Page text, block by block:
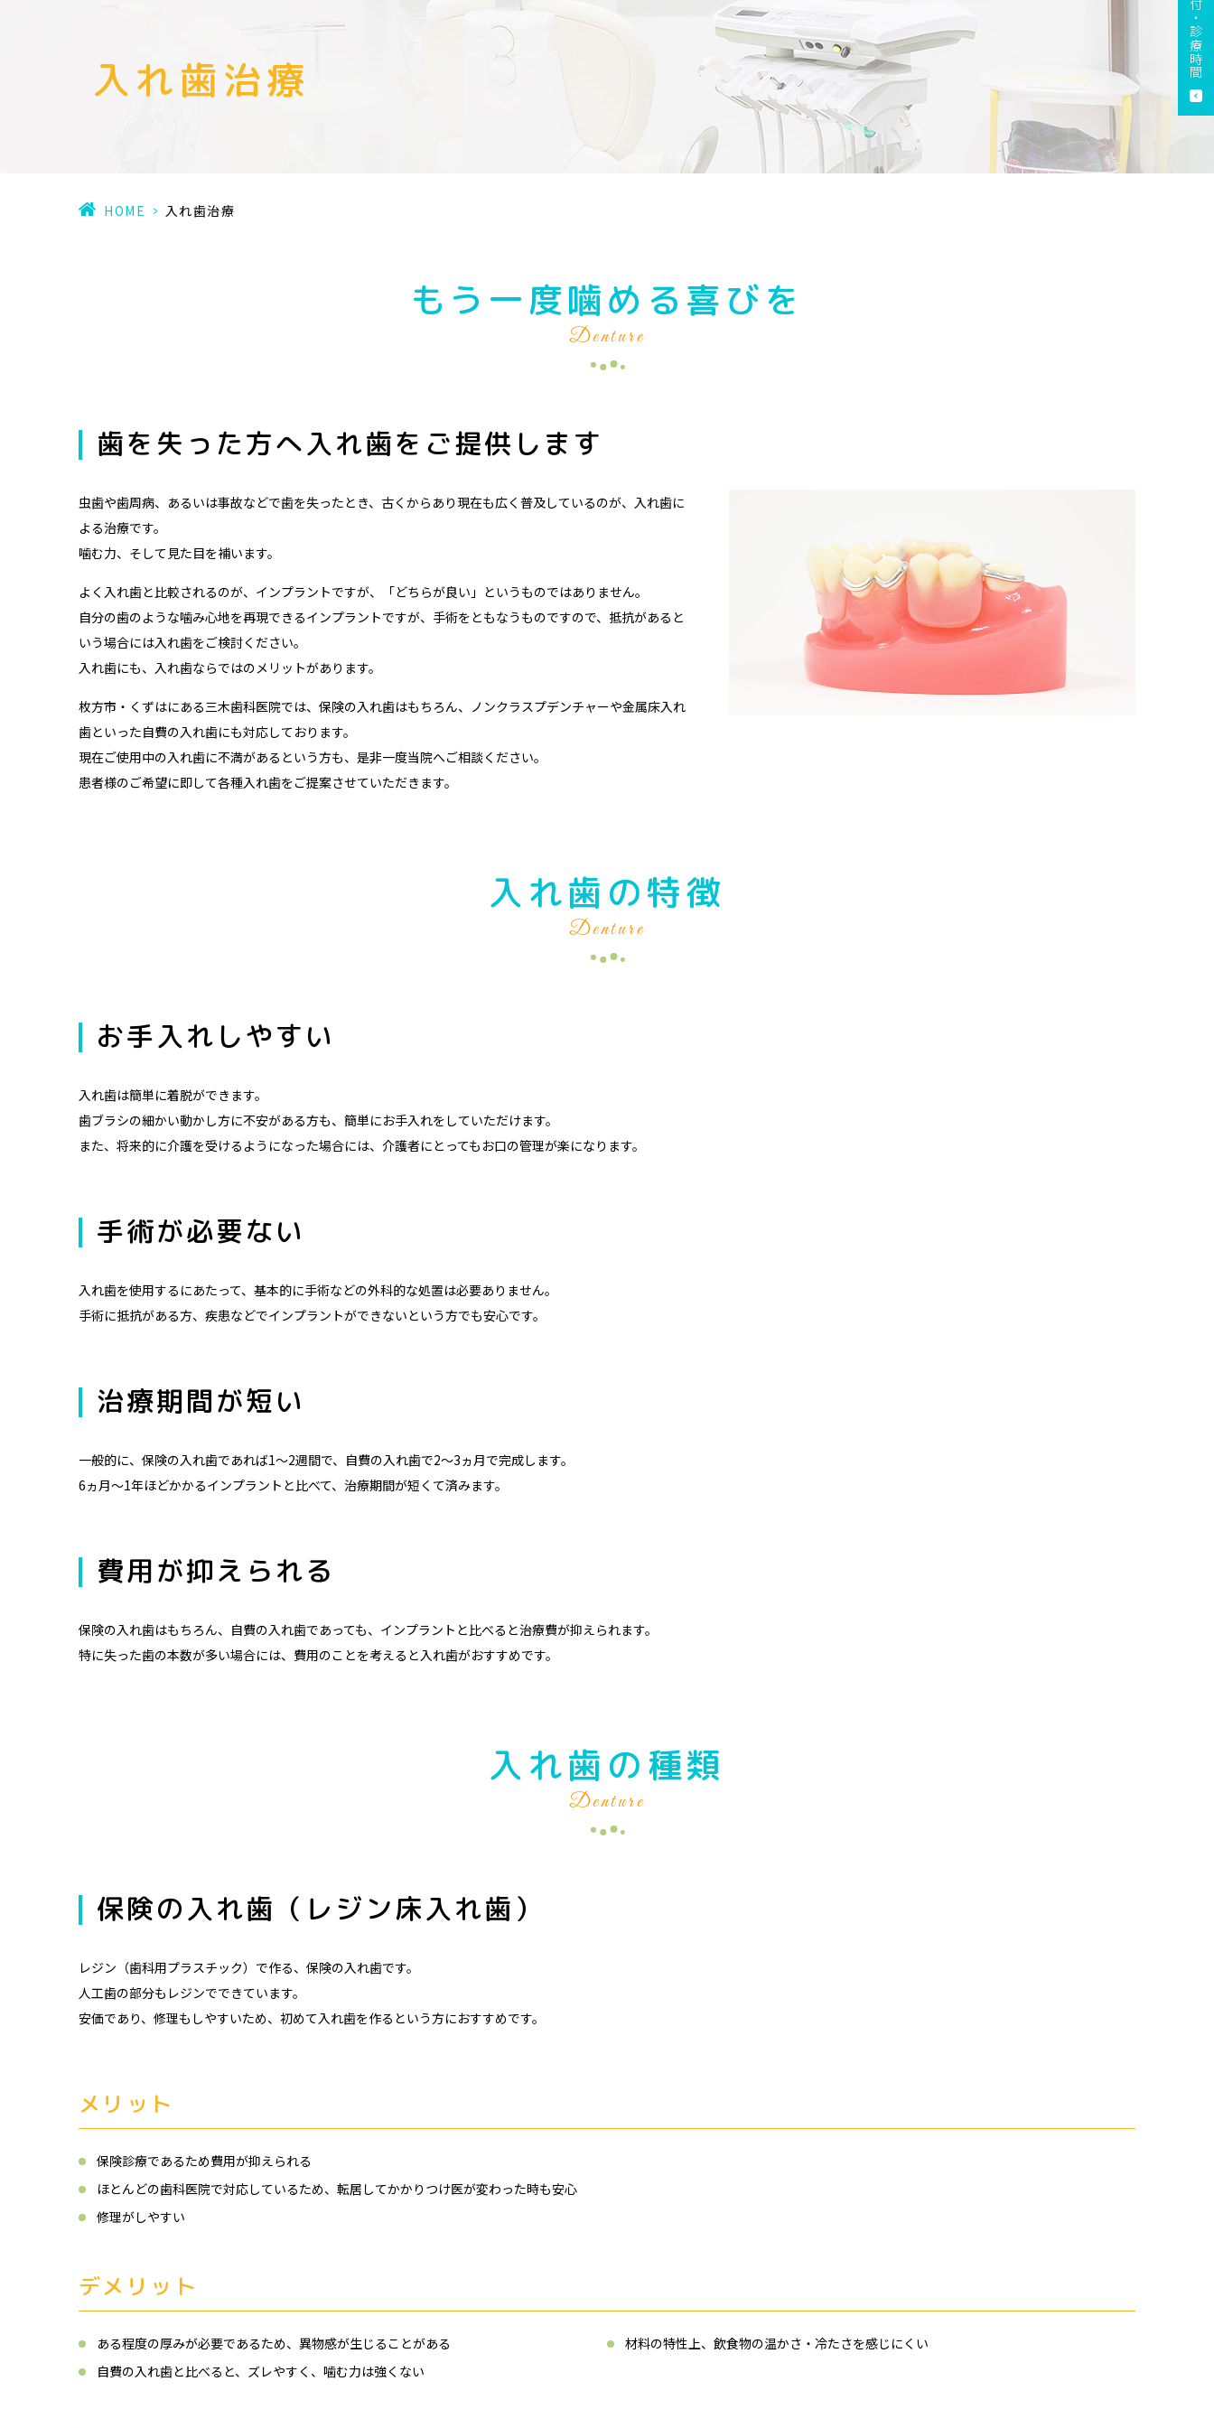
入れ歯治療
HOME > 入れ歯治療
もう一度噛める喜びを
Denture
歯を失った方へ入れ歯をご提供します
虫歯や歯周病、あるいは事故などで歯を失ったとき、古くからあり現在も広く普及しているのが、入れ歯に
よる治療です。
噛む力、そして見た目を補います。
よく入れ歯と比較されるのが、インプラントですが、「どちらが良い」というものではありません。
自分の歯のような噛み心地を再現できるインプラントですが、手術をともなうものですので、抵抗があると
いう場合には入れ歯をご検討ください。
入れ歯にも、入れ歯ならではのメリットがあります。
枚方市・くずはにある三木歯科医院では、保険の入れ歯はもちろん、ノンクラスプデンチャーや金属床入れ
歯といった自費の入れ歯にも対応しております。
現在ご使用中の入れ歯に不満があるという方も、是非一度当院へご相談ください。
患者様のご希望に即して各種入れ歯をご提案させていただきます。
入れ歯の特徴
Denture
お手入れしやすい
入れ歯は簡単に着脱ができます。
歯ブラシの細かい動かし方に不安がある方も、簡単にお手入れをしていただけます。
また、将来的に介護を受けるようになった場合には、介護者にとってもお口の管理が楽になります。
手術が必要ない
入れ歯を使用するにあたって、基本的に手術などの外科的な処置は必要ありません。
手術に抵抗がある方、疾患などでインプラントができないという方でも安心です。
治療期間が短い
一般的に、保険の入れ歯であれば1～2週間で、自費の入れ歯で2～3ヵ月で完成します。
6ヵ月～1年ほどかかるインプラントと比べて、治療期間が短くて済みます。
費用が抑えられる
保険の入れ歯はもちろん、自費の入れ歯であっても、インプラントと比べると治療費が抑えられます。
特に失った歯の本数が多い場合には、費用のことを考えると入れ歯がおすすめです。
入れ歯の種類
Denture
保険の入れ歯（レジン床入れ歯）
レジン（歯科用プラスチック）で作る、保険の入れ歯です。
人工歯の部分もレジンでできています。
安価であり、修理もしやすいため、初めて入れ歯を作るという方におすすめです。
メリット
保険診療であるため費用が抑えられる
ほとんどの歯科医院で対応しているため、転居してかかりつけ医が変わった時も安心
修理がしやすい
デメリット
ある程度の厚みが必要であるため、異物感が生じることがある
材料の特性上、飲食物の温かさ・冷たさを感じにくい
自費の入れ歯と比べると、ズレやすく、噛む力は強くない
受付・診療時間